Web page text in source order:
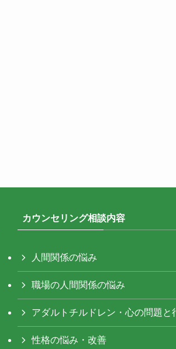
カウンセリング相談内容
人間関係の悩み
職場の人間関係の悩み
アダルトチルドレン・心の問題と
性格の悩み・改善